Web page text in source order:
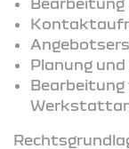
Planung
Bearbeitung